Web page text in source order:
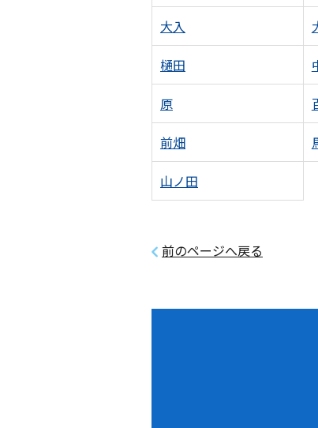
大入
樋田
原
前畑
山ノ田
前のページへ戻る